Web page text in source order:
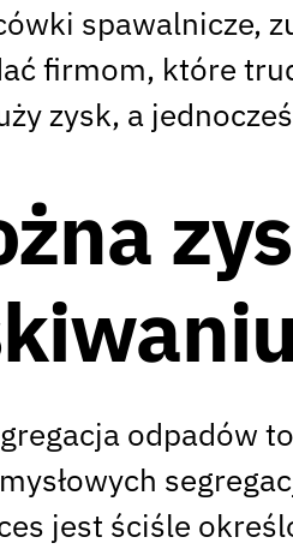
spawalnicze,
firmom, które
zysk, a
odpadów
jest ściśle